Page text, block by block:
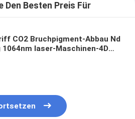
Den Besten Preis Für
CO2 Bruchpigment-Abbau Nd
1064nm laser-Maschinen-4D